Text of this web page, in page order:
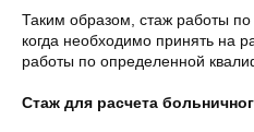
Таким образом, стаж работы
когда необходимо принять на
работы по определенной
Стаж для расчета